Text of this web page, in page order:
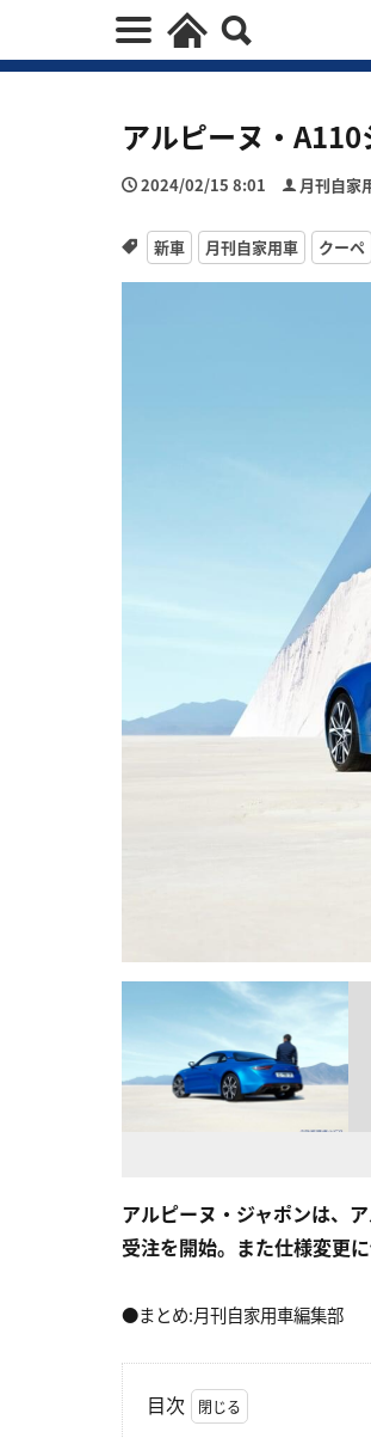
アルピーヌ・
2024/02/15 8:01 月刊自家
新車 月刊自家用車 クーペ
アルピーヌ・ジャポンは、
受注を開始。また仕様変更
●まとめ:月刊自家用車編集部
目次